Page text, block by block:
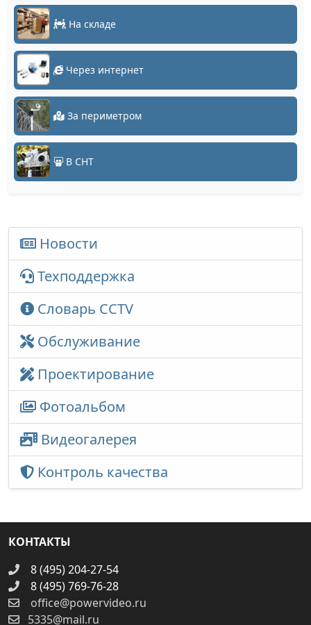
На складе
Через интернет
За периметром
В СНТ
Новости
Техподдержка
Словарь CCTV
Обслуживание
Проектирование
Фотоальбом
Видеогалерея
Контроль качества
КОНТАКТЫ
8 (495) 204-27-54
8 (495) 769-76-28
office@powervideo.ru
5335@mail.ru